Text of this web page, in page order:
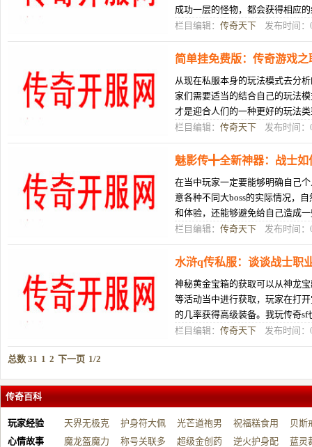
成功一层的怪物，都会获得相应
败怪物之后获得的奖励越丰富。传
栏目编辑： 传奇天下 发布时间：
简单挂免费版：传奇游戏之
从现在私服本身的玩法模式去分
家们需要适当的结合自己的玩法
才是迎合人们的一种更好的玩法
的时候，实际上场合的重要性是很
栏目编辑： 传奇天下 发布时间：
魅影传╋全新神器：战士如
在当中玩家一定要能够明确自己
意各种不同大boss的实际情况，
和体验，还能够避免给自己造成
能够在攻击大boss的时候找到合适
栏目编辑： 传奇天下 发布时间：
水浒q传私服：谈谈战士职
神秘黄金宝箱的获取可以从神龙
等活动当中进行获取，玩家在打
的几率获得高级装备。我玩传奇
道武士职业，老手降级我便没什
栏目编辑： 传奇天下 发布时间：
总数 31 1 2 下一页 1/2
传奇百科
玩家经验
天界无极克
制…
护身符大佩
戴…
光芒道袍男
战…
祝福糕食用
帮…
贝斯
开…
心情故事
魔龙盔魔力
称号关联多
超级金创药
逆火护身配
蓝灵